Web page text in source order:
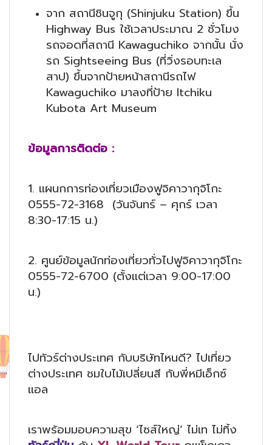
จาก สถานีชินจูกุ (Shinjuku Station) ขึ้น
Highway Bus ใช้เวลาประมาณ 2 ชั่วโมง
รถจอดที่สถานี Kawaguchiko จากนั้น นั่ง
รถ Sightseeing Bus (ที่วิ่งรอบทะเล
สาป) ขึ้นจากป้ายหน้าสถานีรถไฟ
Kawaguchiko มาลงที่ป้าย Itchiku
Kubota Art Museum
ข้อมูลการติดต่อ :
1. แผนกการท่องเที่ยวเมืองฟูจิคาวากุจิโกะ
0555-72-3168 (วันจันทร์ – ศุกร์ เวลา
8:30-17:15 น.)
2. ศูนย์ข้อมูลนักท่องเที่ยวทั่วไปฟูจิคาวากุจิโกะ
0555-72-6700 (ตั้งแต่เวลา 9:00-17:00
น.)
ไปทัวร์ต่างประเทศ กับบริษัทไหนดี? ไปเที่ยว
ต่างประเทศ ชมใบไม้เปลี่ยนสี กับพี่หมีเอ็กซ์
แอล
เราพร้อมมอบความสุข ‘ไซส์ใหญ่’ ไม่เท ไม่ทิ้ง